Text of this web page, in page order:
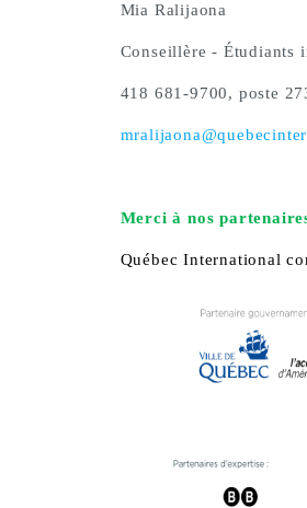
Mia Ralijaona
Conseillère - Étudiants
418 681-9700, poste
Merci à nos
Québec International